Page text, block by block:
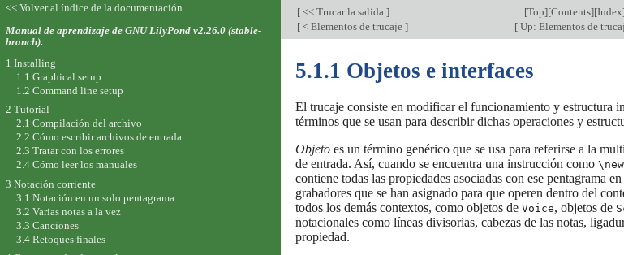
[ << Trucar la salida ] [Top][Contents][Index
[ < Elementos de trucaje ] [Up: Elementos de
5.1.1 Objetos e interfaces
El trucaje consiste en modificar el funcionamiento y estructura
términos que se usan para describir dichas operaciones y
Objeto es un término genérico que se usa para referirse a la
de entrada. Así, cuando se encuentra una instrucción como
contiene todas las propiedades asociadas con ese pentagrama
grabadores que se han asignado para que operen dentro del
todos los demás contextos, como objetos de Voice, objetos de
notacionales como líneas divisorias, cabezas de las notas,
propiedad.
<< Volver al índice de la documentación
Manual de aprendizaje de GNU LilyPond v2.26.0 (stable-
branch).
1 Installing
1.1 Graphical setup
1.2 Command line setup
2 Tutorial
2.1 Compilación del archivo
2.2 Cómo escribir archivos de entrada
2.3 Tratar con los errores
2.4 Cómo leer los manuales
3 Notación corriente
3.1 Notación en un solo pentagrama
3.2 Varias notas a la vez
3.3 Canciones
3.4 Retoques finales